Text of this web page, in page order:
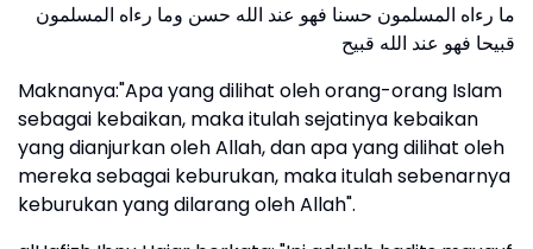
ما رءاه المسلمون حسنا فهو عند الله حسن وما رءاه المسلمون
قبيحا فهو عند الله قبيح
Maknanya:"Apa yang dilihat oleh orang-orang Islam
sebagai kebaikan, maka itulah sejatinya kebaikan
yang dianjurkan oleh Allah, dan apa yang dilihat oleh
mereka sebagai keburukan, maka itulah sebenarnya
keburukan yang dilarang oleh Allah".